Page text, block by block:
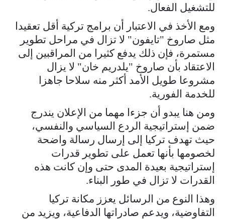
للتشغيل الفعال.
ومع الأخذ في الاعتبار أن برامج تركية أقل تعقيدا
مثل صاروخ "تايفون" لا تزال في مراحل تطوير
مستمرة، فإن ذلك يدفع كثيرا من المراقبين إلى
الاعتقاد بأن صاروخ "يلدريم خان" لا يزال
مشروعا طويل الأمد أكثر منه سلاحا جاهزا
للخدمة الفورية.
ومن هنا يبدو أن جزءا مهما من الإعلان يندرج
ضمن إستراتيجية الردع السياسي والنفسي،
حيث تهدف تركيا إلى إرسال رسالة واضحة
لخصومها بأنها تعمل على تطوير قدرات
إستراتيجية بعيدة المدى حتى وإن كانت هذه
القدرات لا تزال في طور البناء.
وهذا النوع من الرسائل يعزز مكانة تركيا
التفاوضية، ويدعم صادراتها الدفاعية، ويزيد من